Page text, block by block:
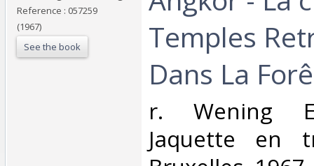
Reference : 057259
(1967)
See the book
Temples
Dans La
‎r. Wening
Jaquette en